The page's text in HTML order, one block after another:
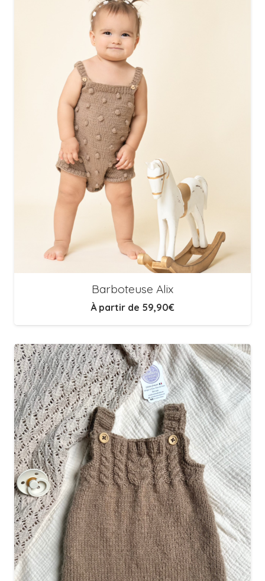
Barboteuse Alix
À partir de 59,90€